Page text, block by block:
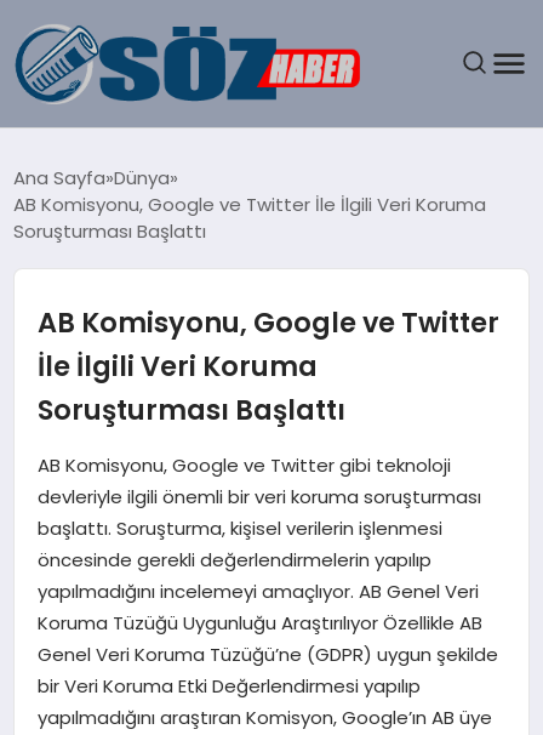
SPOR
EKONOMI
EĞITIM
SAĞLIK
DÜNYA
TEKNOLOJI
SIYASET
YAŞAM
Ana Sayfa Dünya
AB Komisyonu, Google ve Twitter İle İlgili Veri Koruma
Soruşturması Başlattı
AB Komisyonu, Google ve Twitter
İle İlgili Veri Koruma
Soruşturması Başlattı
AB Komisyonu, Google ve Twitter gibi teknoloji
devleriyle ilgili önemli bir veri koruma soruşturması
başlattı. Soruşturma, kişisel verilerin işlenmesi
öncesinde gerekli değerlendirmelerin yapılıp
yapılmadığını incelemeyi amaçlıyor. AB Genel Veri
Koruma Tüzüğü Uygunluğu Araştırılıyor Özellikle AB
Genel Veri Koruma Tüzüğü’ne (GDPR) uygun şekilde
bir Veri Koruma Etki Değerlendirmesi yapılıp
yapılmadığını araştıran Komisyon, Google’ın AB üye